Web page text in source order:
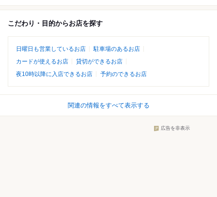
こだわり・目的からお店を探す
日曜日も営業しているお店
駐車場のあるお店
カードが使えるお店
貸切ができるお店
夜10時以降に入店できるお店
予約のできるお店
関連の情報をすべて表示する
広告を非表示